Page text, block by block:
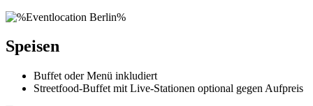
Speisen
Buffet oder Menü inkludiert
Streetfood-Buffet mit Live-Stationen optional gegen Aufpreis